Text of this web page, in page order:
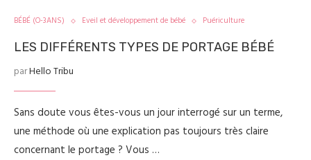
BÉBÉ (O-3ANS) Eveil et développement de bébé Puériculture
LES DIFFÉRENTS TYPES DE PORTAGE BÉBÉ
parHello Tribu
Sans doute vous êtes-vous un jour interrogé sur un terme,
une méthode où une explication pas toujours très claire
concernant le portage ? Vous …